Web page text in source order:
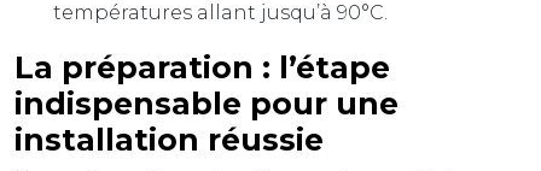
températures allant jusqu’à 90°C.
La préparation : l’étape
indispensable pour une
installation réussie